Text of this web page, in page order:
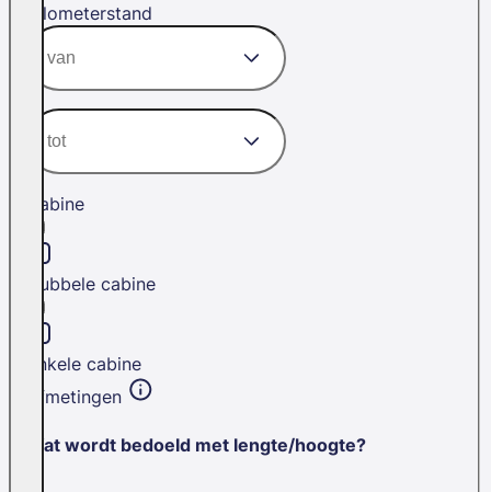
Kilometerstand
Cabine
Dubbele cabine
Enkele cabine
Afmetingen
Wat wordt bedoeld met lengte/hoogte?